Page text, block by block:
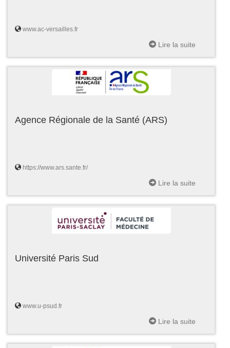
www.ac-versailles.fr
Lire la suite
Agence Régionale de la Santé (ARS)
https://www.ars.sante.fr/
Lire la suite
Université Paris Sud
www.u-psud.fr
Lire la suite